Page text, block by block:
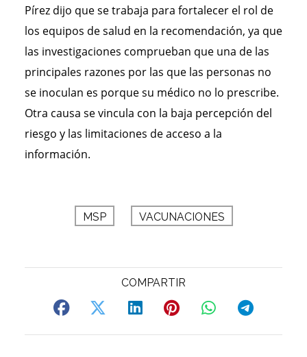
Pírez dijo que se trabaja para fortalecer el rol de
los equipos de salud en la recomendación, ya que
las investigaciones comprueban que una de las
principales razones por las que las personas no
se inoculan es porque su médico no lo prescribe.
Otra causa se vincula con la baja percepción del
riesgo y las limitaciones de acceso a la
información.
MSP VACUNACIONES